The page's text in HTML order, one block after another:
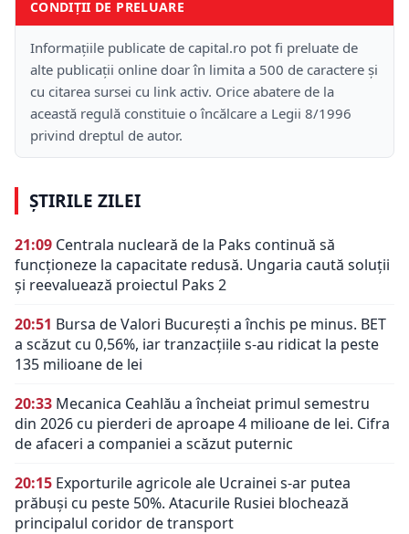
CONDIȚII DE PRELUARE
Informațiile publicate de capital.ro pot fi preluate de
alte publicații online doar în limita a 500 de caractere și
cu citarea sursei cu link activ. Orice abatere de la
această regulă constituie o încălcare a Legii 8/1996
privind dreptul de autor.
ȘTIRILE ZILEI
21:09 Centrala nucleară de la Paks continuă să
funcționeze la capacitate redusă. Ungaria caută soluții
și reevaluează proiectul Paks 2
20:51 Bursa de Valori București a închis pe minus. BET
a scăzut cu 0,56%, iar tranzacțiile s-au ridicat la peste
135 milioane de lei
20:33 Mecanica Ceahlău a încheiat primul semestru
din 2026 cu pierderi de aproape 4 milioane de lei. Cifra
de afaceri a companiei a scăzut puternic
20:15 Exporturile agricole ale Ucrainei s-ar putea
prăbuși cu peste 50%. Atacurile Rusiei blochează
principalul coridor de transport